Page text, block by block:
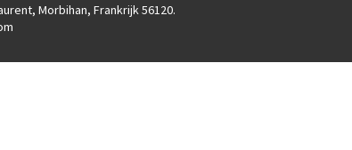
Morbihan, Frankrijk 56120.